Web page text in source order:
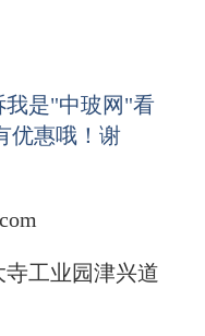
我是"中玻网"看
优惠哦！谢
工业园津兴道